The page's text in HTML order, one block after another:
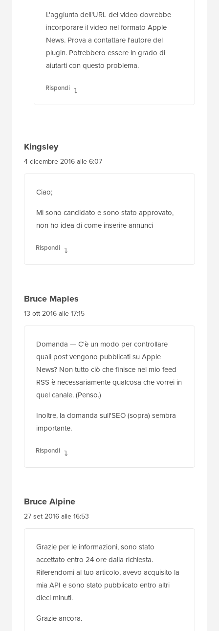
L'aggiunta dell'URL del video dovrebbe
incorporare il video nel formato Apple
News. Prova a contattare l'autore del
plugin. Potrebbero essere in grado di
aiutarti con questo problema.
Rispondi
Kingsley
4 dicembre 2016 alle 6:07
Ciao;
Mi sono candidato e sono stato approvato,
non ho idea di come inserire annunci
Rispondi
Bruce Maples
13 ott 2016 alle 17:15
Domanda — C'è un modo per controllare
quali post vengono pubblicati su Apple
News? Non tutto ciò che finisce nel mio feed
RSS è necessariamente qualcosa che vorrei in
quel canale. (Penso.)
Inoltre, la domanda sull'SEO (sopra) sembra
importante.
Rispondi
Bruce Alpine
27 set 2016 alle 16:53
Grazie per le informazioni, sono stato
accettato entro 24 ore dalla richiesta.
Riferendomi al tuo articolo, avevo acquisito la
mia API e sono stato pubblicato entro altri
dieci minuti.
Grazie ancora.